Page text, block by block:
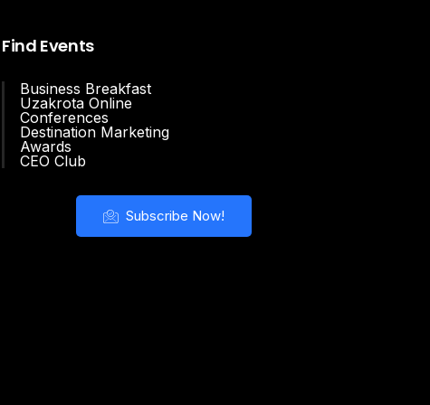
Find Events
Business Breakfast
Uzakrota Online
Conferences
Destination Marketing
Awards
CEO Club
Subscribe Now!